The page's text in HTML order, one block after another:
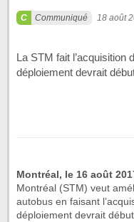
Communiqué 18 août
La STM fait l’acquisition
déploiement devrait
Montréal, le 16 août
Montréal (STM) veut
autobus en faisant
déploiement devrait